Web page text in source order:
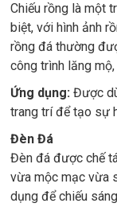
Chiếu rồng là một
biệt, với hình ảnh
rồng đá thường
công trình lăng
Ứng dụng: Được
trang trí để tạo sự
Đèn Đá
Đèn đá được chế
vừa mộc mạc vừa
dụng để chiếu